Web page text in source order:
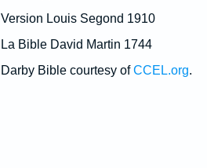
Version Louis Segond 1910
La Bible David Martin 1744
Darby Bible courtesy ofCCEL.org.